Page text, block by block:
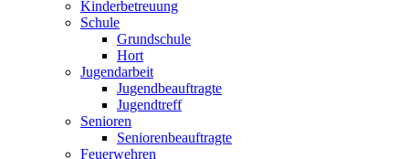
Kinderbetreuung
Schule
Grundschule
Hort
Jugendarbeit
Jugendbeauftragte
Jugendtreff
Senioren
Seniorenbeauftragte
Feuerwehren